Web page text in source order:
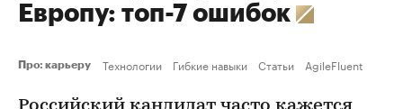
Европу: топ-7 ошибок
Про: карьеру Технологии Гибкие навыки Статьи AgileFluent